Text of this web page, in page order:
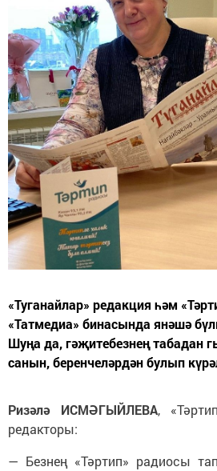
«Туганайлар» редакция һәм
«Татмедиа» бинасында янәшә
Шуңа да, гәҗитебезнең табадан
санын, беренчеләрдән булып
Ризәлә ИСМӘГЫЙЛЕВА,
редакторы:
— Безнең «Тәртип» радиосы